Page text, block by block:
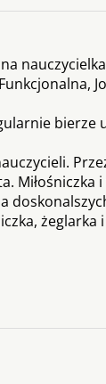
bierze
żeglarka